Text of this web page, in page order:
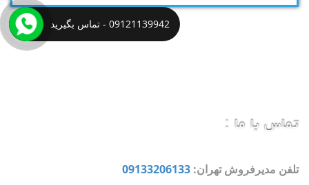
تماس با ما :
تلفن مدیرفروش تهران: 09133206133
09121139942 - تماس بگیرید